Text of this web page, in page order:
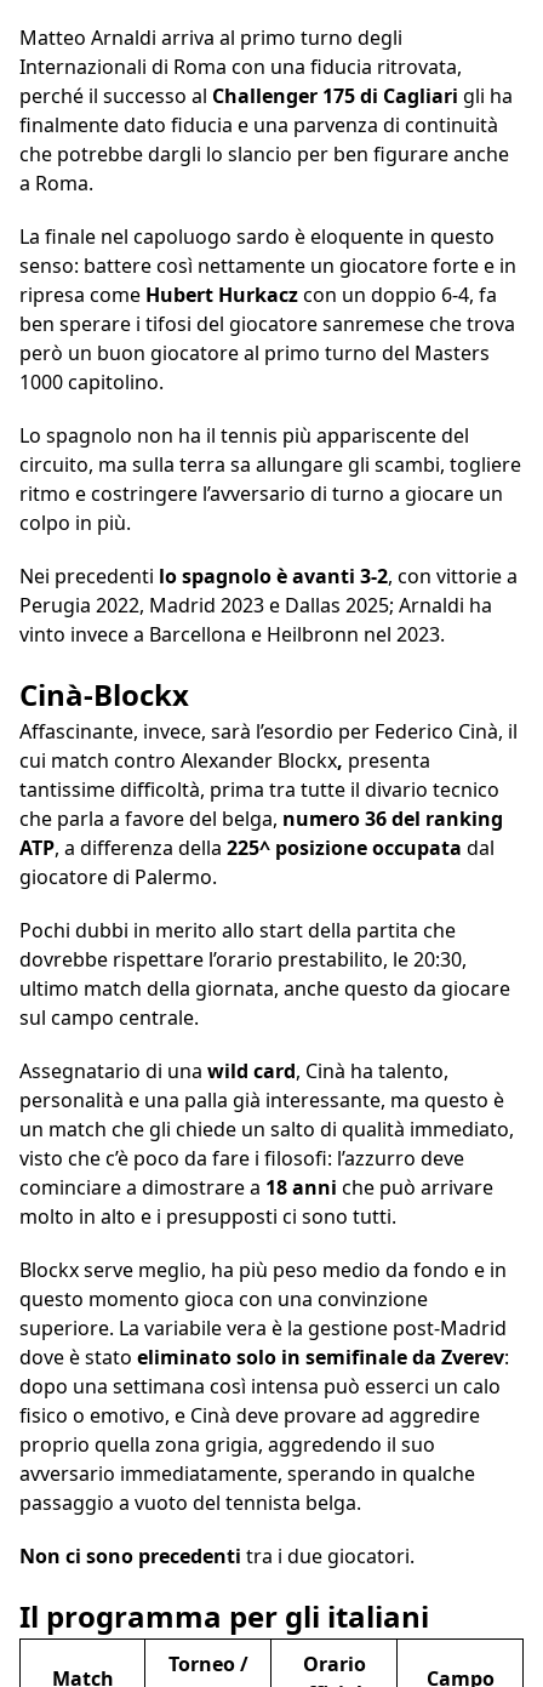
Matteo Arnaldi arriva al primo turno degli
Internazionali di Roma con una fiducia ritrovata,
perché il successo al Challenger 175 di Cagliari gli ha
finalmente dato fiducia e una parvenza di continuità
che potrebbe dargli lo slancio per ben figurare anche
a Roma.
La finale nel capoluogo sardo è eloquente in questo
senso: battere così nettamente un giocatore forte e in
ripresa come Hubert Hurkaczcon un doppio 6-4, fa
ben sperare i tifosi del giocatore sanremese che trova
però un buon giocatore al primo turno del Masters
1000 capitolino.
Lo spagnolo non ha il tennis più appariscente del
circuito, ma sulla terra sa allungare gli scambi, togliere
ritmo e costringere l’avversario di turno a giocare un
colpo in più.
Nei precedenti lo spagnolo è avanti 3-2, con vittorie a
Perugia 2022, Madrid 2023 e Dallas 2025; Arnaldi ha
vinto invece a Barcellona e Heilbronn nel 2023.
Cinà-Blockx
Affascinante, invece, sarà l’esordio per Federico Cinà, il
cui match contro Alexander Blockx, presenta
tantissime difficoltà, prima tra tutte il divario tecnico
che parla a favore del belga, numero 36 del ranking
ATP, a differenza della 225^ posizione occupata dal
giocatore di Palermo.
Pochi dubbi in merito allo start della partita che
dovrebbe rispettare l’orario prestabilito, le 20:30,
ultimo match della giornata, anche questo da giocare
sul campo centrale.
Assegnatario di una wild card, Cinà ha talento,
personalità e una palla già interessante, ma questo è
un match che gli chiede un salto di qualità immediato,
visto che c’è poco da fare i filosofi: l’azzurro deve
cominciare a dimostrare a 18 anni che può arrivare
molto in alto e i presupposti ci sono tutti.
Blockx serve meglio, ha più peso medio da fondo e in
questo momento gioca con una convinzione
superiore. La variabile vera è la gestione post-Madrid
dove è stato eliminato solo in semifinale da Zverev:
dopo una settimana così intensa può esserci un calo
fisico o emotivo, e Cinà deve provare ad aggredire
proprio quella zona grigia, aggredendo il suo
avversario immediatamente, sperando in qualche
passaggio a vuoto del tennista belga.
Non ci sono precedenti tra i due giocatori.
Il programma per gli italiani
Match
Torneo /
Orario
Campo